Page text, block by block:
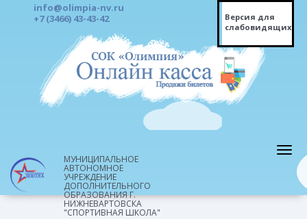
info@olimpia-nv.ru
+7 (3466) 43-43-42
Версия для
слабовидящих
МУНИЦИПАЛЬНОЕ
АВТОНОМНОЕ
УЧРЕЖДЕНИЕ
ДОПОЛНИТЕЛЬНОГО
ОБРАЗОВАНИЯ Г.
НИЖНЕВАРТОВСКА
"СПОРТИВНАЯ ШКОЛА"